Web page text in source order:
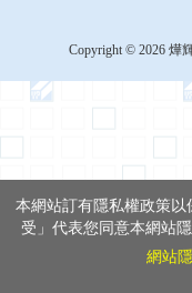
Copyright © 2026 燁
本網站訂有隱私權政策
受」代表您同意本網站
網站